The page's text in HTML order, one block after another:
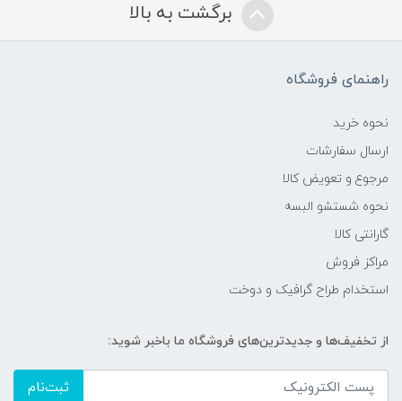
برگشت به بالا
راهنمای فروشگاه
نحوه خرید
ارسال سفارشات
مرجوع و تعویض کالا
نحوه شستشو البسه
گارانتی کالا
مراکز فروش
استخدام طراح گرافیک و دوخت
از تخفیف‌ها و جدیدترین‌های فروشگاه ما باخبر شوید:
ثبت‌نام